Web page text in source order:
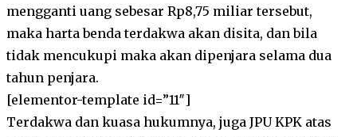
mengganti uang sebesar Rp8,75 miliar tersebut,
maka harta benda terdakwa akan disita, dan bila
tidak mencukupi maka akan dipenjara selama dua
tahun penjara.
[elementor-template id=”11″]
Terdakwa dan kuasa hukumnya, juga JPU KPK atas